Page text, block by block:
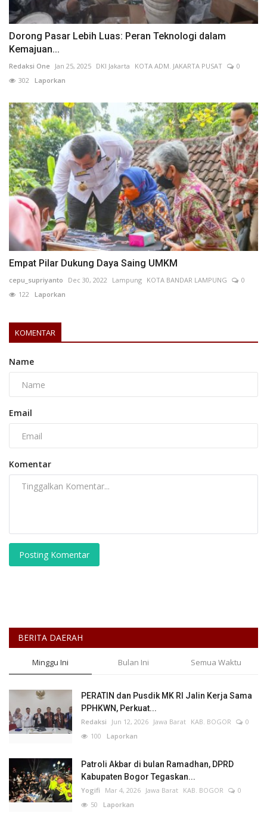
Dorong Pasar Lebih Luas: Peran Teknologi dalam
Kemajuan...
Redaksi One Jan 25, 2025 DKI Jakarta KOTA ADM. JAKARTA PUSAT
0
302 Laporkan
Empat Pilar Dukung Daya Saing UMKM
cepu_supriyanto Dec 30, 2022 Lampung KOTA BANDAR LAMPUNG
0
122 Laporkan
KOMENTAR
Name
Email
Komentar
Posting Komentar
BERITA DAERAH
Minggu Ini Bulan Ini Semua Waktu
PERATIN dan Pusdik MK RI Jalin Kerja Sama
PPHKWN, Perkuat...
Redaksi Jun 12, 2026 Jawa Barat KAB. BOGOR
0
100 Laporkan
Patroli Akbar di bulan Ramadhan, DPRD
Kabupaten Bogor Tegaskan...
Yogifi Mar 4, 2026 Jawa Barat KAB. BOGOR
0
50 Laporkan